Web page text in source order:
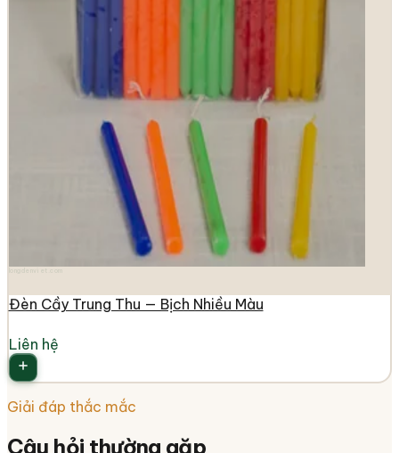
Đèn Cầy Trung Thu — Bịch Nhiều Màu
Liên hệ
Giải đáp thắc mắc
Câu hỏi thường gặp